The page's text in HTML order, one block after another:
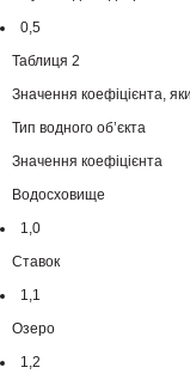
0,5
Таблиця 2
Значення коефіцієнта,
Тип водного об’єкта
Значення коефіцієнта
Водосховище
1,0
Ставок
1,1
Озеро
1,2